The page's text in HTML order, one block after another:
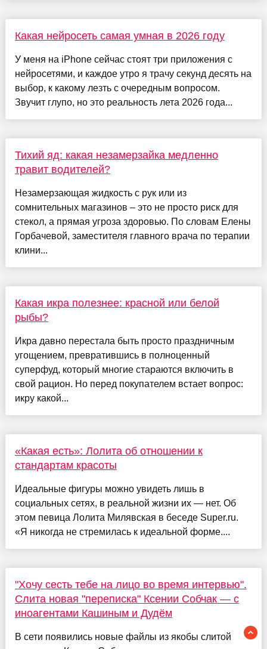
Какая нейросеть самая умная в 2026 году
У меня на iPhone сейчас стоят три приложения с
нейросетями, и каждое утро я трачу секунд десять на
выбор, к какому лезть с очередным вопросом.
Звучит глупо, но это реальность лета 2026 года...
Тихий яд: какая незамерзайка медленно
травит водителей?
Незамерзающая жидкость с рук или из
сомнительных магазинов – это не просто риск для
стекол, а прямая угроза здоровью. По словам Елены
Горбачевой, заместителя главного врача по терапии
клини...
Какая икра полезнее: красной или белой
рыбы?
Икра давно перестала быть просто праздничным
угощением, превратившись в полноценный
суперфуд, который многие стараются включить в
свой рацион. Но перед покупателем встает вопрос:
икру какой...
«Какая есть»: Лолита об отношении к
стандартам красоты
Идеальные фигуры можно увидеть лишь в
социальных сетях, в реальной жизни их — нет. Об
этом певица Лолита Милявская в беседе Super.ru.
«Я никогда не стремилась к идеальной форме....
"Хочу сесть тебе на лицо во время интервью".
Слита новая "переписка" Ксении Собчак — с
иноагентами Кашиным и Дудём
В сети появились новые файлы из якобы слитой